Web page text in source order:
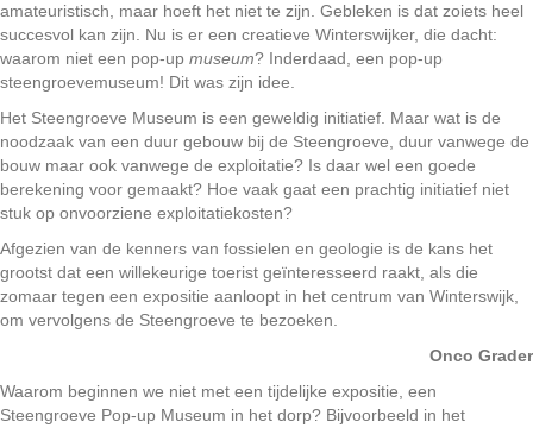
amateuristisch, maar hoeft het niet te zijn. Gebleken is dat zoiets heel
succesvol kan zijn. Nu is er een creatieve Winterswijker, die dacht:
waarom niet een pop-up museum? Inderdaad, een pop-up
steengroevemuseum! Dit was zijn idee.
Het Steengroeve Museum is een geweldig initiatief. Maar wat is de
noodzaak van een duur gebouw bij de Steengroeve, duur vanwege de
bouw maar ook vanwege de exploitatie? Is daar wel een goede
berekening voor gemaakt? Hoe vaak gaat een prachtig initiatief niet
stuk op onvoorziene exploitatiekosten?
Afgezien van de kenners van fossielen en geologie is de kans het
grootst dat een willekeurige toerist geïnteresseerd raakt, als die
zomaar tegen een expositie aanloopt in het centrum van Winterswijk,
om vervolgens de Steengroeve te bezoeken.
Onco Grader
Waarom beginnen we niet met een tijdelijke expositie, een
Steengroeve Pop-up Museum in het dorp? Bijvoorbeeld in het